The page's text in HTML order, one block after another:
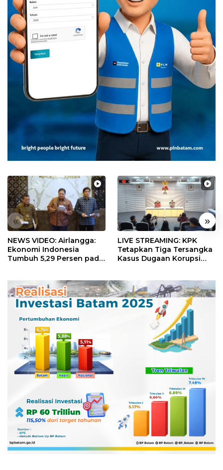
« »
NEWS VIDEO: Airlangga:
Ekonomi Indonesia
Tumbuh 5,29 Persen pada
LIVE STREAMING: KPK
Tetapkan Tiga Tersangka
Kasus Dugaan Korupsi